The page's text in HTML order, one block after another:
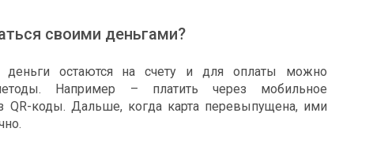
своими деньгами?
деньги остаются на счету и для оплаты можно
Например – платить через мобильное
QR-коды. Дальше, когда карта перевыпущена, ими